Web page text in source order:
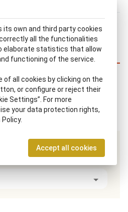
1-12 of 21 results
1
2
Same time period
its own and third party cookies
all the functionalities
elaborate statistics that allow
functioning of the service.
of all cookies by clicking on the
or configure or reject their
Settings”. For more
your data protection rights,
Accept all cookies